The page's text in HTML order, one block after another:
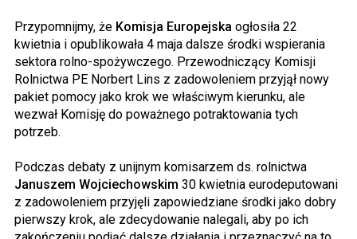
Przypomnijmy, że Komisja Europejska ogłosiła 22
kwietnia i opublikowała 4 maja dalsze środki wspierania
sektora rolno-spożywczego. Przewodniczący Komisji
Rolnictwa PE Norbert Lins z zadowoleniem przyjął nowy
pakiet pomocy jako krok we właściwym kierunku, ale
wezwał Komisję do poważnego potraktowania tych
potrzeb.
Podczas debaty z unijnym komisarzem ds. rolnictwa
Januszem Wojciechowskim 30 kwietnia eurodeputowani
z zadowoleniem przyjęli zapowiedziane środki jako dobry
pierwszy krok, ale zdecydowanie nalegali, aby po ich